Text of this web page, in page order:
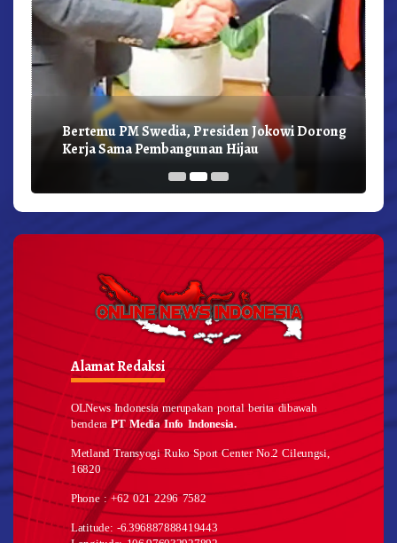
Bertemu PM Swedia, Presiden Jokowi Dorong
Kerja Sama Pembangunan Hijau
Alamat Redaksi
OLNews Indonesia merupakan portal berita dibawah
benderaPT Media Info Indonesia.
Metland Transyogi Ruko Sport Center No.2 Cileungsi,
16820
Phone : +62 021 2296 7582
Latitude: -6.396887888419443